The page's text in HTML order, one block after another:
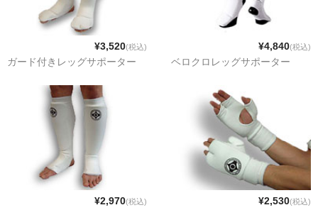
¥3,520(税込)
ガード付きレッグサポーター
¥4,840(税込)
ベロクロレッグサポーター
¥2,970(税込) ¥2,530(税込)